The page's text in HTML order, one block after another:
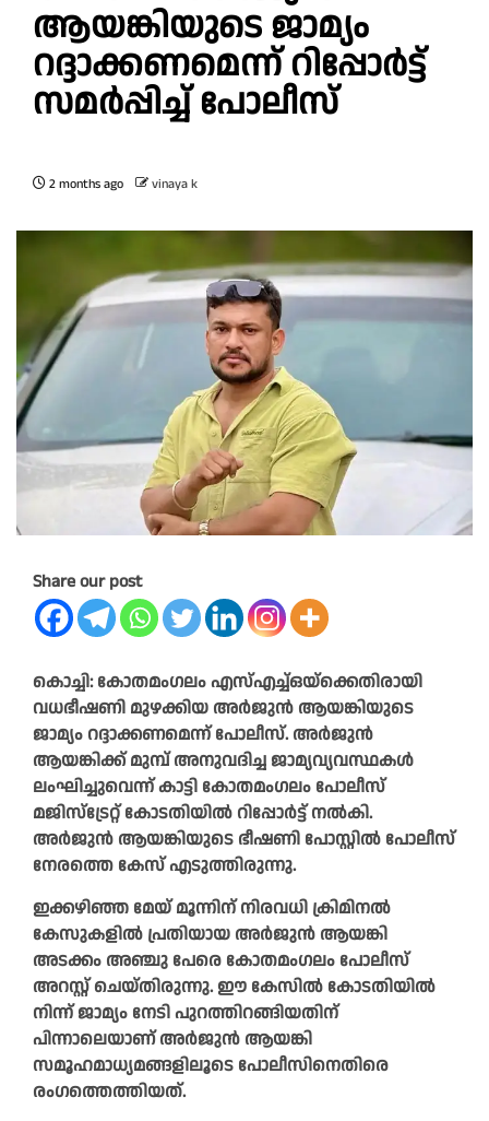
ആയങ്കിയുടെ ജാമ്യം
റദ്ദാക്കണമെന്ന് റിപ്പോര്‍ട്ട്
സമര്‍പ്പിച്ച് പോലീസ്
2 months ago vinaya k
Share our post
കൊച്ചി: കോതമംഗലം എസ്എച്ച്ഒയ്‌ക്കെതിരായി
വധഭീഷണി മുഴക്കിയ അര്‍ജുന്‍ ആയങ്കിയുടെ
ജാമ്യം റദ്ദാക്കണമെന്ന് പോലീസ്. അര്‍ജുന്‍
ആയങ്കിക്ക് മുമ്പ് അനുവദിച്ച ജാമ്യവ്യവസ്ഥകള്‍
ലംഘിച്ചുവെന്ന് കാട്ടി കോതമംഗലം പോലീസ്
മജിസ്ട്രേറ്റ് കോടതിയില്‍ റിപ്പോര്‍ട്ട് നല്‍കി.
അര്‍ജുന്‍ ആയങ്കിയുടെ ഭീഷണി പോസ്റ്റില്‍ പോലീസ്
നേരത്തെ കേസ് എടുത്തിരുന്നു.
ഇക്കഴിഞ്ഞ മേയ് മൂന്നിന് നിരവധി ക്രിമിനല്‍
കേസുകളില്‍ പ്രതിയായ അര്‍ജുന്‍ ആയങ്കി
അടക്കം അഞ്ചു പേരെ കോതമംഗലം പോലീസ്
അറസ്റ്റ് ചെയ്തിരുന്നു. ഈ കേസില്‍ കോടതിയില്‍
നിന്ന് ജാമ്യം നേടി പുറത്തിറങ്ങിയതിന്
പിന്നാലെയാണ് അര്‍ജുന്‍ ആയങ്കി
സമൂഹമാധ്യമങ്ങളിലൂടെ പോലീസിനെതിരെ
രംഗത്തെത്തിയത്.